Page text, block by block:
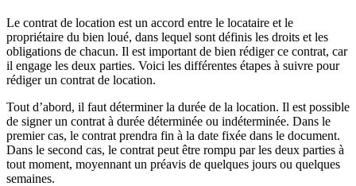
Le contrat de location est un accord entre le locataire et le
propriétaire du bien loué, dans lequel sont définis les droits et les
obligations de chacun. Il est important de bien rédiger ce contrat, car
il engage les deux parties. Voici les différentes étapes à suivre pour
rédiger un contrat de location.
Tout d’abord, il faut déterminer la durée de la location. Il est possible
de signer un contrat à durée déterminée ou indéterminée. Dans le
premier cas, le contrat prendra fin à la date fixée dans le document.
Dans le second cas, le contrat peut être rompu par les deux parties à
tout moment, moyennant un préavis de quelques jours ou quelques
semaines.